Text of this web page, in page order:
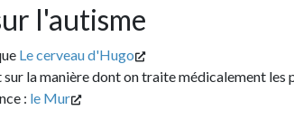
d'Hugo
dont on traite médicalement les personnes